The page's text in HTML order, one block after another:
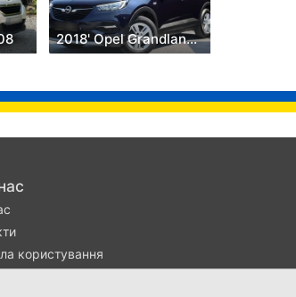
2018' Opel Grandland X
користування